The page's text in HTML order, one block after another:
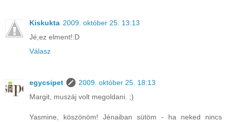
Kiskukta 2009. október 25. 13:13
Jé,ez elment!:D
Válasz
egycsipet
2009. október 25. 18:13
Margit, muszáj volt megoldani. ;)
Yasmine, köszönöm! Jénaiban sütöm - ha neked nincs